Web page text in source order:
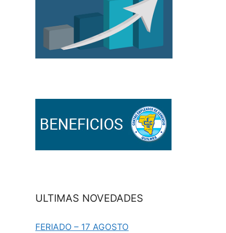
ULTIMAS NOVEDADES
FERIADO – 17 AGOSTO